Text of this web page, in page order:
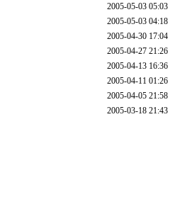
2005-05-03 05:03
2005-05-03 04:18
2005-04-30 17:04
2005-04-27 21:26
2005-04-13 16:36
2005-04-11 01:26
2005-04-05 21:58
2005-03-18 21:43